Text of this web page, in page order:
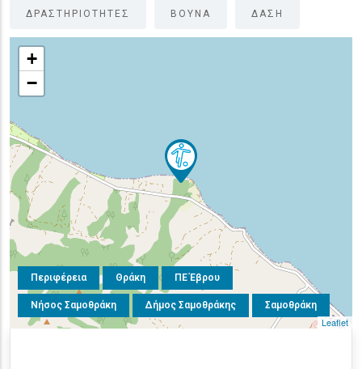
ΔΡΑΣΤΗΡΙΟΤΗΤΕΣ ΒΟΥΝΑ ΔΑΣΗ
Περιφέρεια Θράκη ΠΕ Έβρου
Νήσος Σαμοθράκη Δήμος Σαμοθράκης Σαμοθράκη
+
−
Leaflet